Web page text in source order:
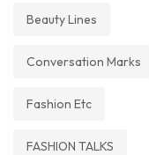
Beauty Lines
Conversation Marks
Fashion Etc
FASHION TALKS